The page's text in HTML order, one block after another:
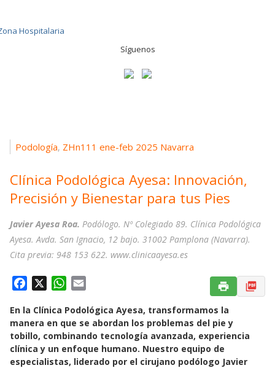
Síguenos
Podología, ZHn111 ene-feb 2025 Navarra
Clínica Podológica Ayesa: Innovación,
Precisión y Bienestar para tus Pies
Javier Ayesa Roa. Podólogo. Nº Colegiado 89. Clínica Podológica
Ayesa. Avda. San Ignacio, 12 bajo. 31002 Pamplona (Navarra).
Cita previa: 948 153 622. www.clinicaayesa.es
c
e
b
o
W
a
t
s
A
a
i
l
En la Clínica Podológica Ayesa, transformamos la
manera en que se abordan los problemas del pie y
tobillo, combinando tecnología avanzada, experiencia
clínica y un enfoque humano. Nuestro equipo de
especialistas, liderado por el cirujano podólogo Javier